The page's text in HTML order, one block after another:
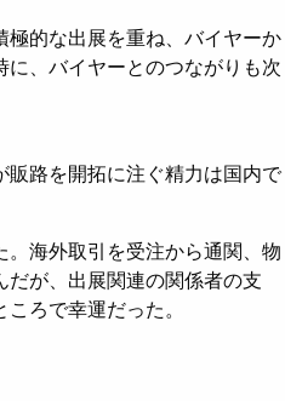
的な出展を重ね、バイヤーか
、バイヤーとのつながりも次
路を開拓に注ぐ精力は国内で
海外取引を受注から通関、物
が、出展関連の関係者の支
ろで幸運だった。